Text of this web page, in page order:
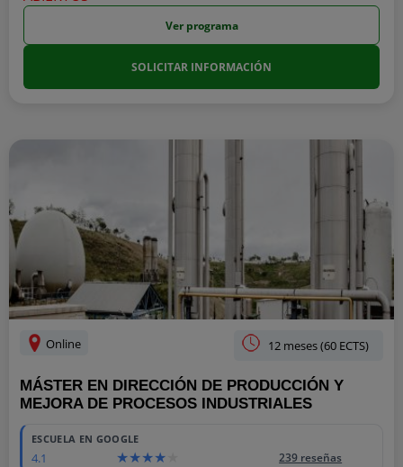
Ver programa
SOLICITAR INFORMACIÓN
Online 12 meses (60 ECTS)
MÁSTER EN DIRECCIÓN DE PRODUCCIÓN Y
MEJORA DE PROCESOS INDUSTRIALES
ESCUELA EN GOOGLE
4.1 239 reseñas